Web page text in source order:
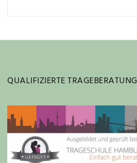
QUALIFIZIERTE TRAGEBERATUNG